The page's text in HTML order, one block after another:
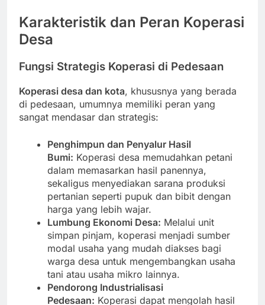
Karakteristik dan Peran Koperasi
Desa
Fungsi Strategis Koperasi di Pedesaan
Koperasi desa dan kota, khususnya yang berada
di pedesaan, umumnya memiliki peran yang
sangat mendasar dan strategis:
Penghimpun dan Penyalur Hasil
Bumi: Koperasi desa memudahkan petani
dalam memasarkan hasil panennya,
sekaligus menyediakan sarana produksi
pertanian seperti pupuk dan bibit dengan
harga yang lebih wajar.
Lumbung Ekonomi Desa: Melalui unit
simpan pinjam, koperasi menjadi sumber
modal usaha yang mudah diakses bagi
warga desa untuk mengembangkan usaha
tani atau usaha mikro lainnya.
Pendorong Industrialisasi
Pedesaan: Koperasi dapat mengolah hasil